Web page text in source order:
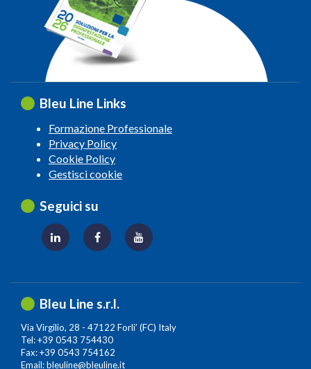
Bleu Line Links
Formazione Professionale
Privacy Policy
Cookie Policy
Gestisci cookie
Seguici su
Bleu Line s.r.l.
Via Virgilio, 28 - 47122 Forli’ (FC) Italy
Tel: +39 0543 754430
Fax: +39 0543 754162
Email:bleuline@bleuline.it